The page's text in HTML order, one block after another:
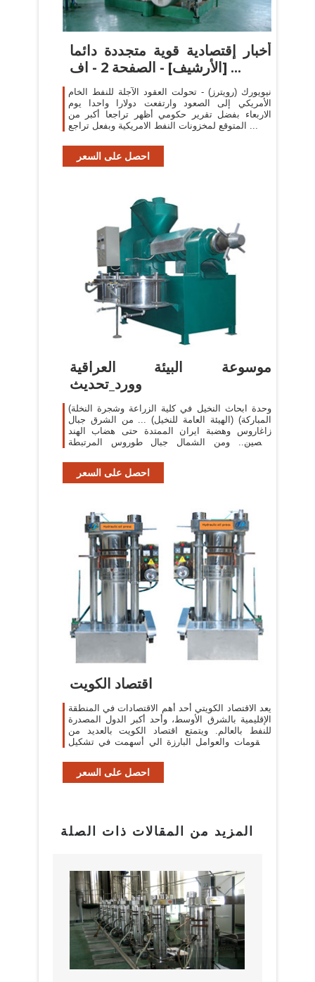
أخبار إقتصادية قوية متجددة دائما
[الأرشيف] - الصفحة 2 - اف ...
نيويورك (رويترز) - تحولت العقود الآجلة للنفط الخام
الأمريكي إلى الصعود وارتفعت دولارا واحدا يوم
الاربعاء بفضل تقرير حكومي أظهر تراجعا أكبر من
المتوقع لمخزونات النفط الامريكية وبفعل تراجع ...
احصل على السعر
موسوعة البيئة العراقية
وورد_تحديث
(وحدة ابحاث النخيل في كلية الزراعة وشجرة النخلة
المباركة) (الهيئة العامة للنخيل) ... من الشرق جبال
زاغاروس وهضبة ايران الممتدة حتى هضاب الهند
والصين.. ومن الشمال جبال طوروس المرتبطة
احصل على السعر
اقتصاد الكويت
يعد الاقتصاد الكويتي أحد أهم الاقتصادات في المنطقة
الإقليمية بالشرق الأوسط، وأحد أكبر الدول المصدرة
للنفط بالعالم. ويتمتع اقتصاد الكويت بالعديد من
المقومات والعوامل البارزة الي أسهمت في تشكيل
احصل على السعر
المزيد من المقالات ذات الصلة